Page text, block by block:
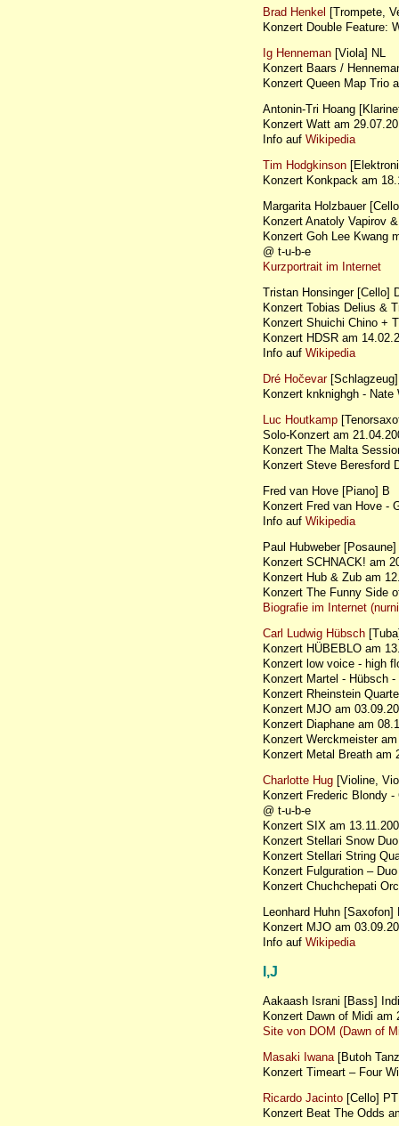
Brad Henkel [Trompete,
Konzert Double Feature:
Ig Henneman [Viola] NL
Konzert Baars /
Konzert Queen Map Trio
Antonin-Tri Hoang
Konzert Watt am
Info auf Wikipedia
Tim Hodgkinson
Konzert Konkpack am
Margarita Holzbauer
Konzert Anatoly Vapirov
Konzert Goh Lee Kwang
@ t-u-b-e
Kurzportrait im Internet
Tristan Honsinger [Cello]
Konzert Tobias Delius &
Konzert Shuichi Chino +
Konzert HDSR am
Info auf Wikipedia
Dré Hočevar
Konzert knknighgh -
Luc Houtkamp
Solo-Konzert am
Konzert The Malta
Konzert Steve Beresford
Fred van Hove [Piano] B
Konzert Fred van Hove -
Info auf Wikipedia
Paul Hubweber [Posaune]
Konzert SCHNACK! am
Konzert Hub & Zub am
Konzert The Funny Side
Biografie im Internet
Carl Ludwig Hübsch
Konzert HÜBEBLO am
Konzert low voice - high
Konzert Martel - Hübsch
Konzert Rheinstein
Konzert MJO am
Konzert Diaphane am
Konzert Werckmeister
Konzert Metal Breath am
Charlotte Hug [Violine,
Konzert Frederic Blondy -
@ t-u-b-e
Konzert SIX am
Konzert Stellari Snow
Konzert Stellari String
Konzert Fulguration –
Konzert Chuchchepati
Leonhard Huhn [Saxofon]
Konzert MJO am
Info auf Wikipedia
,J
Aakaash Israni [Bass]
Konzert Dawn of Midi am
Site von DOM (Dawn of
Masaki Iwana [Butoh
Konzert Timeart – Four
Ricardo Jacinto [Cello] PT
Konzert Beat The Odds